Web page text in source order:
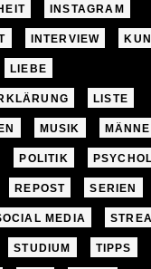
INSTAGRAM
INTERVIEW
LIEBE
LISTE
MUSIK
POLITIK
REPOST SERIEN
MEDIA
STUDIUM TIPPS